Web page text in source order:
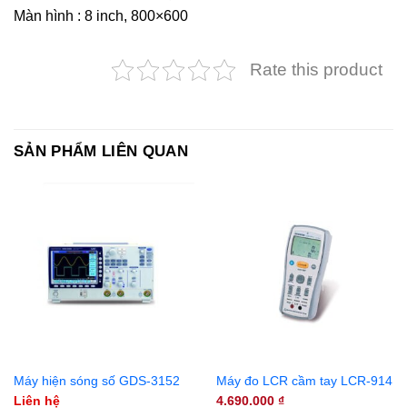
Màn hình : 8 inch, 800×600
Rate this product
SẢN PHẨM LIÊN QUAN
Máy hiện sóng số GDS-3152
Liên hệ
Máy đo LCR cầm tay LCR-914
4.690.000 ₫